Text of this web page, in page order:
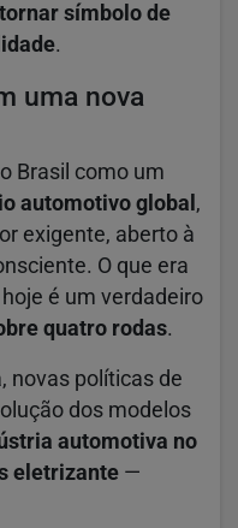
símbolo de
.
uma nova
Brasil como um
automotivo global ,
exigente, aberto à
O que era
é um verdadeiro
quatro rodas.
novas políticas de
dos modelos
automotiva no
eletrizante —